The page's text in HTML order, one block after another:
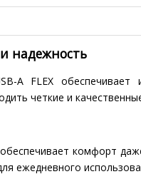
надежность
A FLEX
четкие и
комфорт
ежедневного